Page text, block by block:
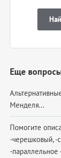
Еще
Менделя...
Помогите
-черешковый, -
-параллельное